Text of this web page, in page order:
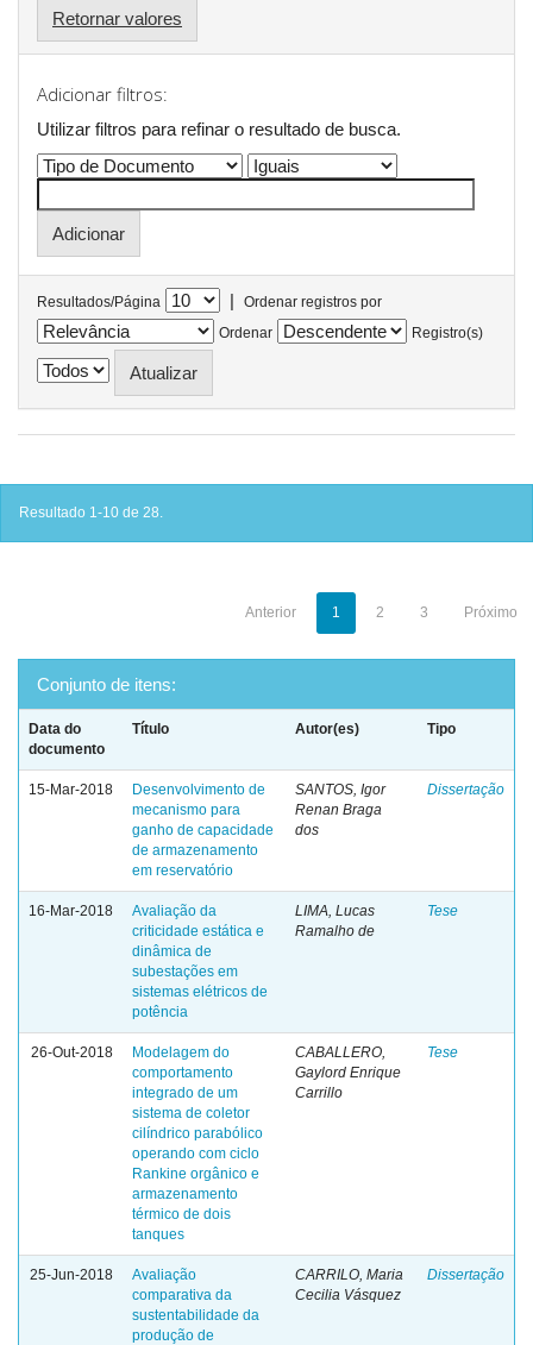
Retornar valores
Adicionar filtros:
Utilizar filtros para refinar o resultado de busca.
Resultados/Página |
Ordenar registros por
Ordenar
Registro(s)
Resultado 1-10 de 28.
Anterior 1 2 3 Próximo
Conjunto de itens:
Data do
documento
Título Autor(es) Tipo
15-Mar-2018
Desenvolvimento de
mecanismo para
ganho de capacidade
de armazenamento
em reservatório
SANTOS, Igor
Renan Braga
dos
Dissertação
16-Mar-2018
Avaliação da
criticidade estática e
dinâmica de
subestações em
sistemas elétricos de
potência
LIMA, Lucas
Ramalho de
Tese
26-Out-2018
Modelagem do
comportamento
integrado de um
sistema de coletor
cilíndrico parabólico
operando com ciclo
Rankine orgânico e
armazenamento
térmico de dois
tanques
CABALLERO,
Gaylord Enrique
Carrillo
Tese
25-Jun-2018
Avaliação
comparativa da
sustentabilidade da
produção de
CARRILO, Maria
Cecilia Vásquez
Dissertação